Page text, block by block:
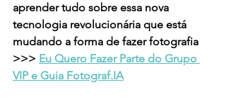
aprender tudo sobre essa nova
tecnologia revolucionária que está
mudando a forma de fazer fotografia
>>> Eu Quero Fazer Parte do Grupo
VIP e Guia Fotograf.IA